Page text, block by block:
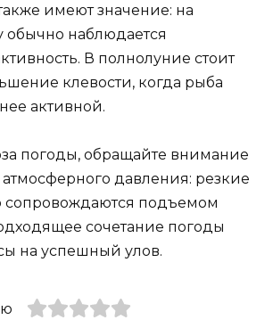
имеют значение: на
обычно наблюдается
В полнолуние стоит
клевости, когда рыба
активной.
погоды, обращайте внимание
давления: резкие
сопровождаются подъемом
сочетание погоды
на успешный улов.